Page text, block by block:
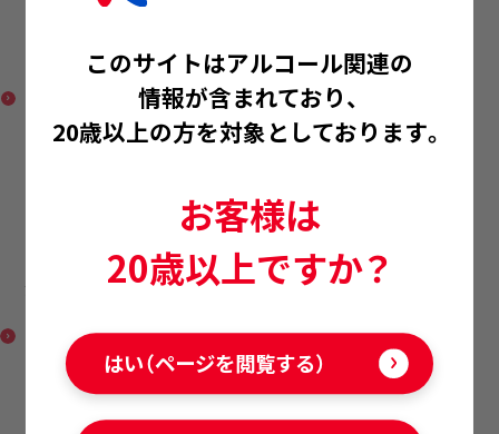
このサイトはアルコール関連の
情報が含まれており、
20歳以上の方を対象としております。
お客様は
20歳以上ですか？
はい（ページを閲覧する）
清酒 やわらか 京舞妓
清酒 京舞妓 京の生貯蔵